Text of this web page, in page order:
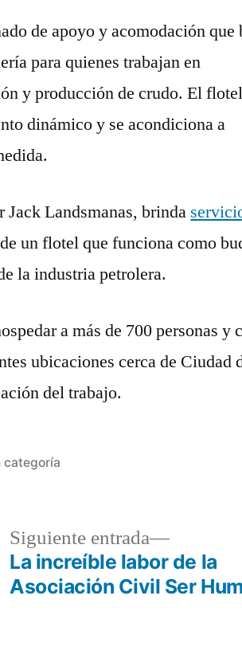
de apoyo y acomodación que
para quienes trabajan en
y producción de crudo. El
dinámico y se acondiciona a
Jack Landsmanas, brinda
un flotel que funciona como
la industria petrolera.
a más de 700 personas y
ubicaciones cerca de Ciudad
del trabajo.
categoría
Siguiente entrada
Siguiente
entrada:
La increíble labor de la
Asociación Civil Ser